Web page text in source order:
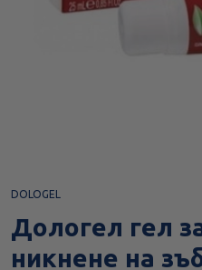
DOLOGEL
Дологел гел
никнене на